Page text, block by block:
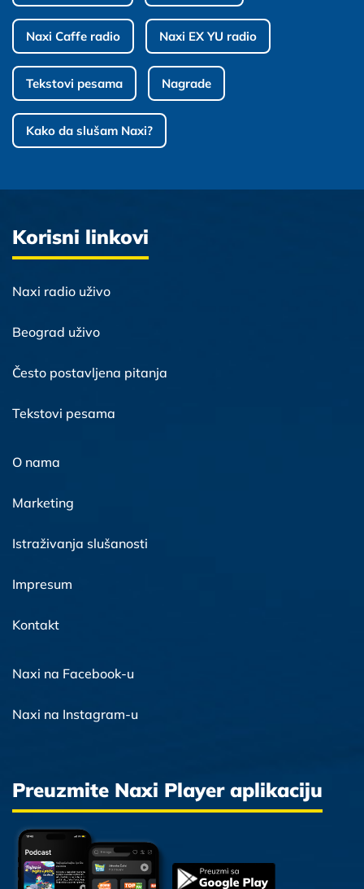
Naxi Caffe radio Naxi EX YU radio
Tekstovi pesama Nagrade
Kako da slušam Naxi?
Korisni linkovi
Naxi radio uživo
Beograd uživo
Često postavljena pitanja
Tekstovi pesama
O nama
Marketing
Istraživanja slušanosti
Impresum
Kontakt
Naxi na Facebook-u
Naxi na Instagram-u
Preuzmite Naxi Player aplikaciju